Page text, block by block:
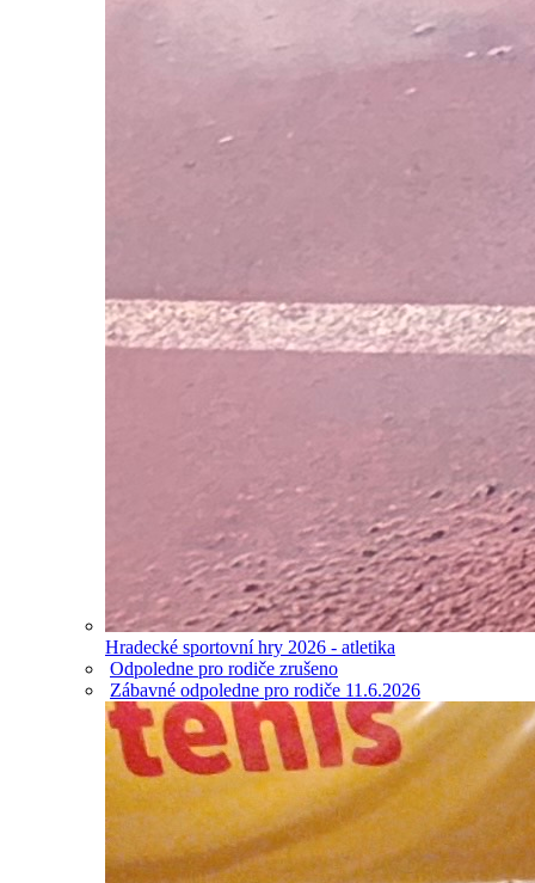
Hradecké sportovní hry 2026 - atletika
Odpoledne pro rodiče zrušeno
Zábavné odpoledne pro rodiče 11.6.2026